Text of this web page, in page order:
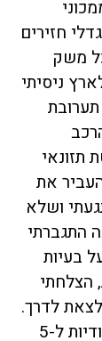
חזירים
משק
ניסיתי
תזונאי
את
ושלא
התגברתי
בעיות
הצלחתי
לדרך.
הוא אישר לי להתחיל להציע תערובות ייחודיות ל-5